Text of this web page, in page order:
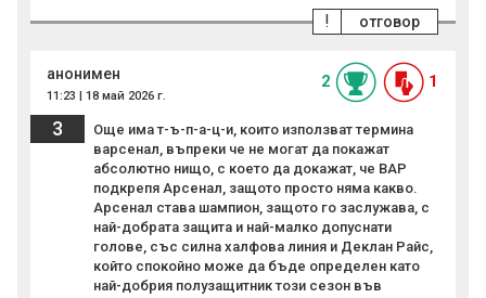
отговор
!
анонимен
11:23 | 18 май 2026 г.
2 1
3
Още има т-ъ-п-а-ц-и, които използват термина
варсенал, въпреки че не могат да покажат
абсолютно нищо, с което да докажат, че ВАР
подкрепя Арсенал, защото просто няма какво.
Арсенал става шампион, защото го заслужава, с
най-добрата защита и най-малко допуснати
голове, със силна халфова линия и Деклан Райс,
който спокойно може да бъде определен като
най-добрия полузащитник този сезон във